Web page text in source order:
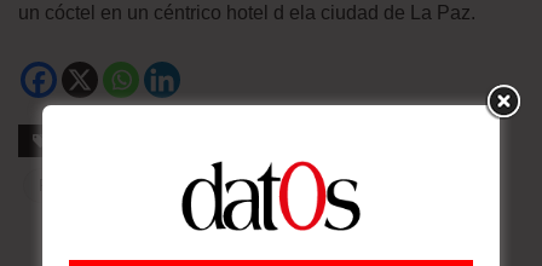
un cóctel en un céntrico hotel d ela ciudad de La Paz.
Proselitismo UD